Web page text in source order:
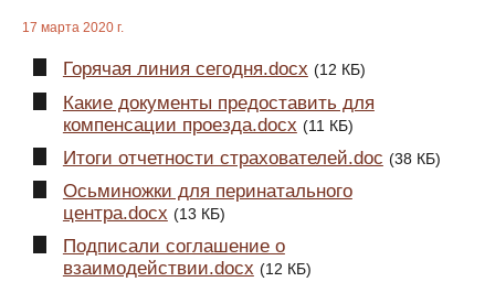
17 марта 2020 г.
Горячая линия сегодня.docx (12 КБ)
Какие документы предоставить для
компенсации проезда.docx (11 КБ)
Итоги отчетности страхователей.doc (38 КБ)
Осьминожки для перинатального
центра.docx (13 КБ)
Подписали соглашение о
взаимодействии.docx (12 КБ)